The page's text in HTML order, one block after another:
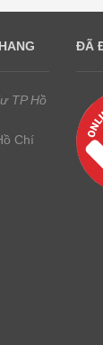
TP Hồ
Chí
ĐÃ